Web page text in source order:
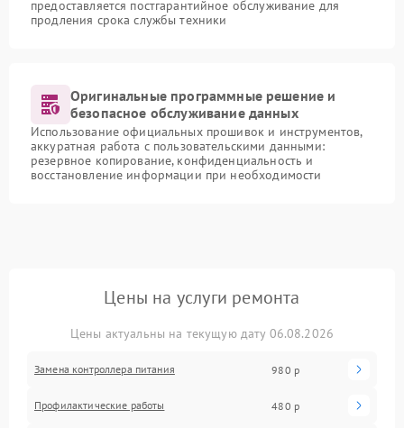
предоставляется постгарантийное обслуживание для
продления срока службы техники
Оригинальные программные решение и
безопасное обслуживание данных
Использование официальных прошивок и инструментов,
аккуратная работа с пользовательскими данными:
резервное копирование, конфиденциальность и
восстановление информации при необходимости
Цены на услуги ремонта
Цены актуальны на текущую дату 06.08.2026
Замена контроллера питания 980 р
Профилактические работы 480 р